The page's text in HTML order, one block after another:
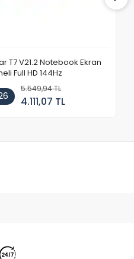
T7 V21.2 Notebook Ekran
Full HD 144Hz
5.549,94 TL
4.111,07 TL